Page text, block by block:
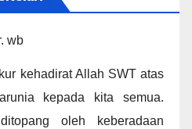
wb
kehadirat Allah SWT atas
kepada kita semua.
oleh keberadaan